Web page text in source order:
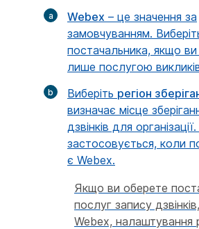
Webex – це значення за
замовчуванням.
постачальника, якщо
лише послугою
Виберіть регіон
визначає місце
дзвінків для
застосовується, коли
є Webex.
Якщо ви оберете
послуг запису
Webex, налаштування